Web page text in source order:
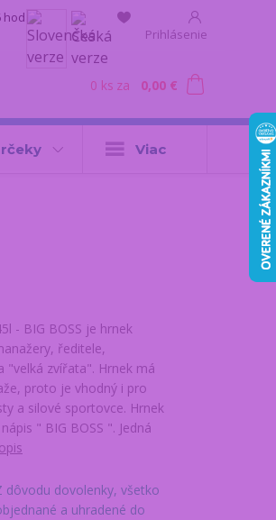
Prihlásenie
hod.
0 ks za 0,00 €
Viac
- BIG BOSS je hrnek
ředitele,
"velká zvířata". Hrnek má
proto je vhodný i pro
a silové sportovce. Hrnek
" BIG BOSS ". Jedná
dôvodu dovolenky, všetko
a uhradené do